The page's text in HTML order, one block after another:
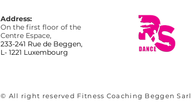
Address:
On the first floor of the
Centre Espace,
233-241 Rue de Beggen,
L- 1221 Luxembourg
© All right reserved Fitness Coaching Beggen Sarl